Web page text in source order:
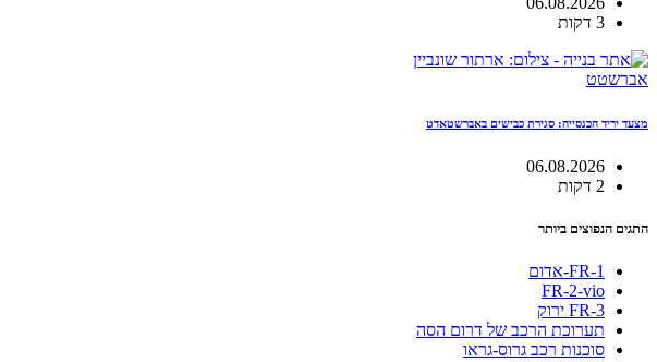
3 דקות
אברשטט
מצעד יריד הכנסייה: סגירת כבישים באברשטאדט
06.08.2026
2 דקות
התגים הנפוצים ביותר
FR-1-אדום
FR-2-vio
FR-3 ירוק
תערוכת הרכב של דרום הסה
סוכנות רכב גרוס-גראו